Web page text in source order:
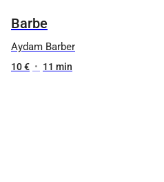
Barbe
Aydam Barber
10 € • 11 min